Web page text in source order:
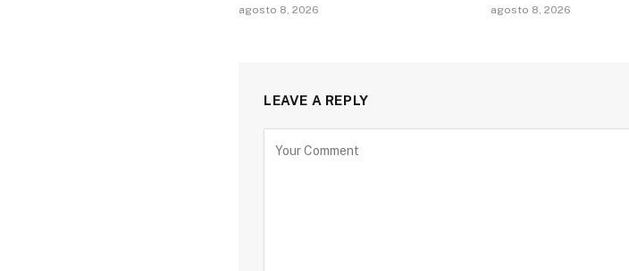
agosto 8, 2026 agosto 8, 2026
LEAVE A REPLY